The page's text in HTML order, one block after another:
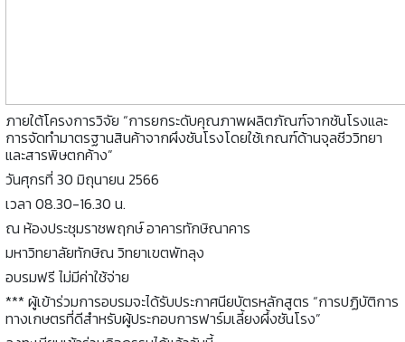
ภายใต้โครงการวิจัย “การยกระดับคุณภาพผลิตภัณฑ์จากชันโรงและ
การจัดทํามาตรฐานสินค้าจากผึงชันโรงโดยใช้เกณฑ์ด้านจุลชีววิทยา
และสารพิษตกค้าง”
วันศุกรที่ 30 มิถุนายน 2566
เวลา 08.30-16.30 น.
ณ ห้องประชุมราชพฤกษ์ อาคารทักษิณาคาร
มหาวิทยาลัยทักษิณ วิทยาเขตพัทลุง
อบรมฟรี ไม่มีค่าใช้จ่าย
*** ผู้เข้าร่วมการอบรมจะได้รับประกาศนียบัตรหลักสูตร “การปฏิบัติการ
ทางเกษตรที่ดีสำหรับผู้ประกอบการฟาร์มเลี้ยงผึ้งชันโรง”